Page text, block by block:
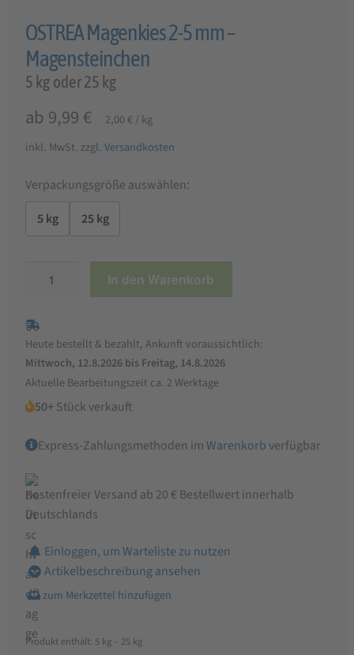
OSTREA Magenkies 2-5 mm –
Magensteinchen
5 kg oder 25 kg
ab 9,99 € 2,00 €/kg
inkl. MwSt. zzgl. Versandkosten
Verpackungsgröße auswählen:
5 kg
25 kg
Magenkies
5
mm
-
Magensteinchen
Menge
In den Warenkorb
Heute bestellt & bezahlt, Ankunft voraussichtlich:
Mittwoch, 12.8.2026 bis Freitag, 14.8.2026
Aktuelle Bearbeitungszeit ca. 2 Werktage
50+Stück verkauft
Express-Zahlungsmethoden imWarenkorb verfügbar
Kostenfreier Versand ab 20 € Bestellwert innerhalb
Deutschlands
Einloggen, um Warteliste zu nutzen
Artikelbeschreibung ansehen
Produkt enthält: 5 kg – 25 kg